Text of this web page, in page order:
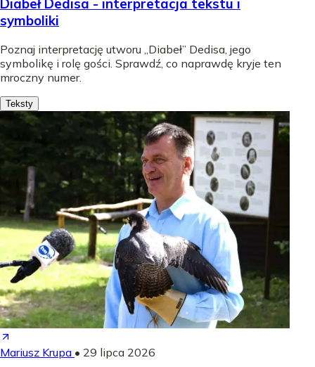
Diabeł Dedisa - interpretacja tekstu i
symboliki
Poznaj interpretację utworu „Diabeł” Dedisa, jego
symbolikę i rolę gości. Sprawdź, co naprawdę kryje ten
mroczny numer.
Teksty
Mariusz Krupa • 29 lipca 2026